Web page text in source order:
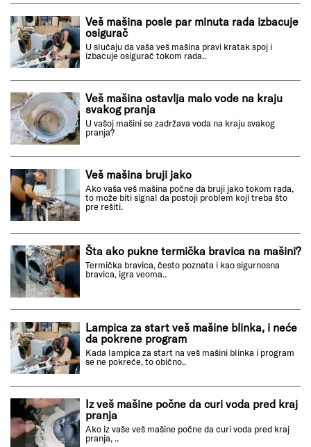
Veš mašina posle par minuta rada izbacuje
osigurač
U slučaju da vaša veš mašina pravi kratak spoj i
izbacuje osigurač tokom rada..
Veš mašina ostavlja malo vode na kraju
svakog pranja
U vašoj mašini se zadržava voda na kraju svakog
pranja?
Veš mašina bruji jako
Ako vaša veš mašina počne da bruji jako tokom rada,
to može biti signal da postoji problem koji treba što
pre rešiti.
Šta ako pukne termička bravica na mašini?
Termička bravica, često poznata i kao sigurnosna
bravica, igra veoma..
Lampica za start veš mašine blinka, i neće
da pokrene program
Kada lampica za start na veš mašini blinka i program
se ne pokreće, to obično..
Iz veš mašine počne da curi voda pred kraj
pranja
Ako iz vaše veš mašine počne da curi voda pred kraj
pranja, ..